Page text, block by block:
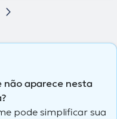
não aparece nesta
pode simplificar sua